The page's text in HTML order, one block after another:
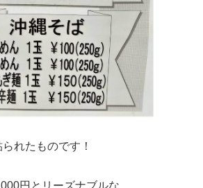
れたものです！
円とリーズナブルな